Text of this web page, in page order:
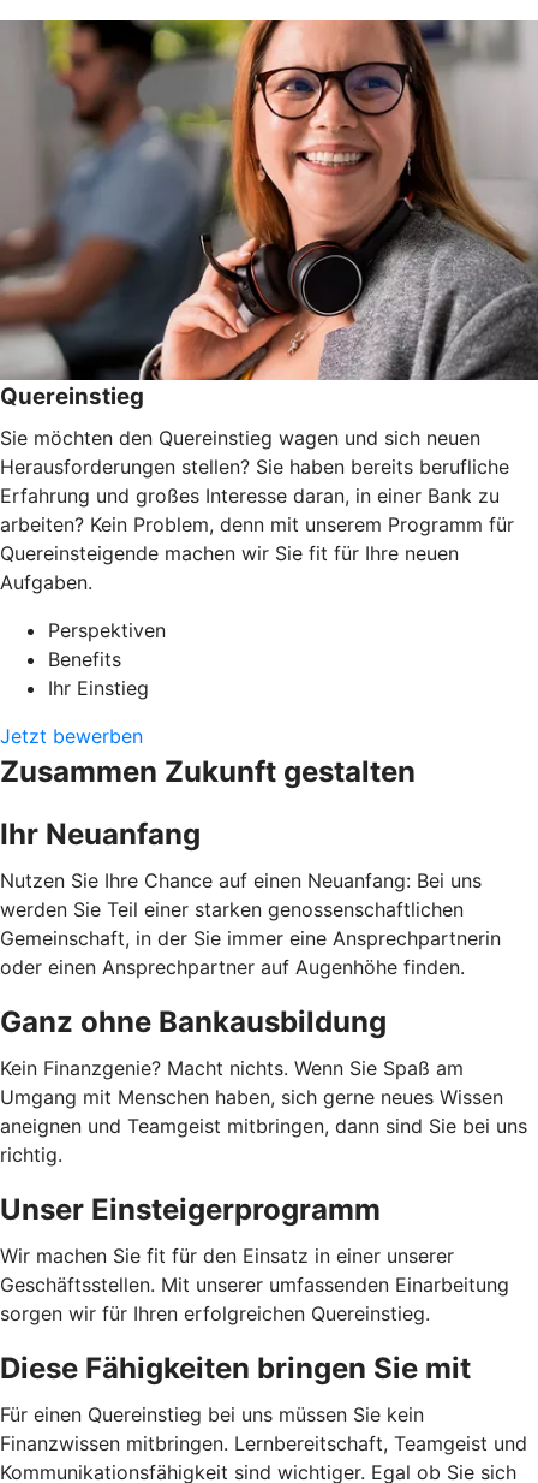
Quereinstieg
Sie möchten den Quereinstieg wagen und sich neuen
Herausforderungen stellen? Sie haben bereits berufliche
Erfahrung und großes Interesse daran, in einer Bank zu
arbeiten? Kein Problem, denn mit unserem Programm für
Quereinsteigende machen wir Sie fit für Ihre neuen
Aufgaben.
Perspektiven
Benefits
Ihr Einstieg
Jetzt bewerben
Zusammen Zukunft gestalten
Ihr Neuanfang
Nutzen Sie Ihre Chance auf einen Neuanfang: Bei uns
werden Sie Teil einer starken genossenschaftlichen
Gemeinschaft, in der Sie immer eine Ansprechpartnerin
oder einen Ansprechpartner auf Augenhöhe finden.
Ganz ohne Bankausbildung
Kein Finanzgenie? Macht nichts. Wenn Sie Spaß am
Umgang mit Menschen haben, sich gerne neues Wissen
aneignen und Teamgeist mitbringen, dann sind Sie bei uns
richtig.
Unser Einsteigerprogramm
Wir machen Sie fit für den Einsatz in einer unserer
Geschäftsstellen. Mit unserer umfassenden Einarbeitung
sorgen wir für Ihren erfolgreichen Quereinstieg.
Diese Fähigkeiten bringen Sie mit
Für einen Quereinstieg bei uns müssen Sie kein
Finanzwissen mitbringen. Lernbereitschaft, Teamgeist und
Kommunikationsfähigkeit sind wichtiger. Egal ob Sie sich